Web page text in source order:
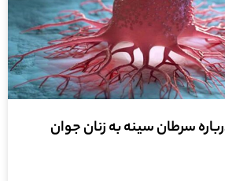
سرطان سینه به زنان جوان